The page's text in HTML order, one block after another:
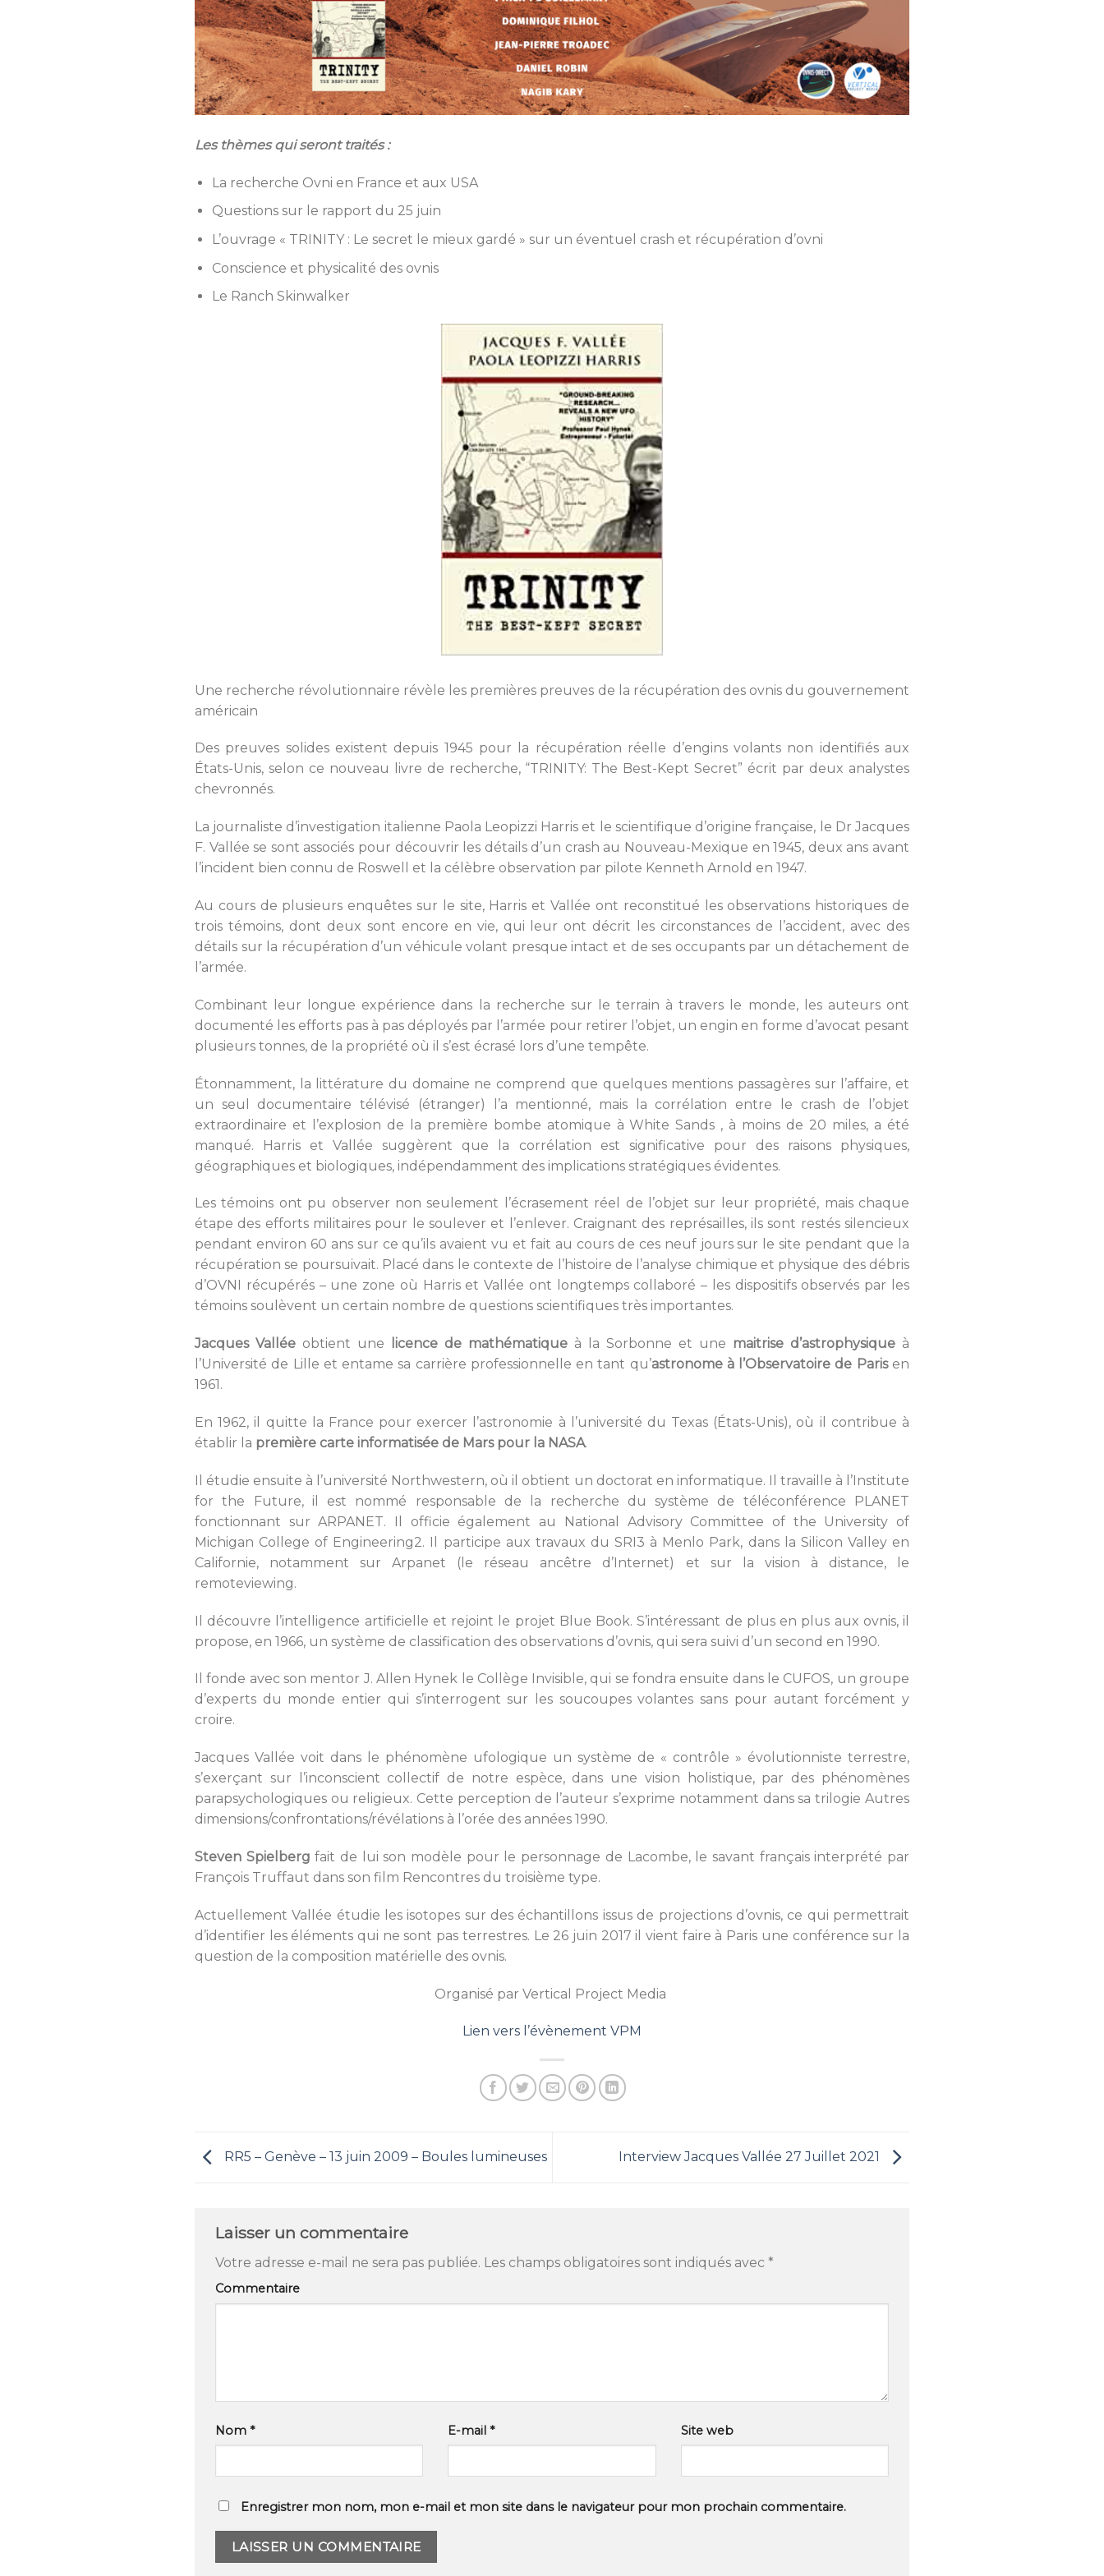
Les thèmes qui seront traités :
La recherche Ovni en France et aux USA
Questions sur le rapport du 25 juin
L’ouvrage « TRINITY : Le secret le mieux gardé » sur un éventuel crash et récupération d’ovni
Conscience et physicalité des ovnis
Le Ranch Skinwalker
Une recherche révolutionnaire révèle les premières preuves de la récupération des ovnis du gouvernement
américain
Des preuves solides existent depuis 1945 pour la récupération réelle d’engins volants non identifiés aux
États-Unis, selon ce nouveau livre de recherche, “TRINITY: The Best-Kept Secret” écrit par deux analystes
chevronnés.
La journaliste d’investigation italienne Paola Leopizzi Harris et le scientifique d’origine française, le Dr Jacques
F. Vallée se sont associés pour découvrir les détails d’un crash au Nouveau-Mexique en 1945, deux ans avant
l’incident bien connu de Roswell et la célèbre observation par pilote Kenneth Arnold en 1947.
Au cours de plusieurs enquêtes sur le site, Harris et Vallée ont reconstitué les observations historiques de
trois témoins, dont deux sont encore en vie, qui leur ont décrit les circonstances de l’accident, avec des
détails sur la récupération d’un véhicule volant presque intact et de ses occupants par un détachement de
l’armée.
Combinant leur longue expérience dans la recherche sur le terrain à travers le monde, les auteurs ont
documenté les efforts pas à pas déployés par l’armée pour retirer l’objet, un engin en forme d’avocat pesant
plusieurs tonnes, de la propriété où il s’est écrasé lors d’une tempête.
Étonnamment, la littérature du domaine ne comprend que quelques mentions passagères sur l’affaire, et
un seul documentaire télévisé (étranger) l’a mentionné, mais la corrélation entre le crash de l’objet
extraordinaire et l’explosion de la première bombe atomique à White Sands , à moins de 20 miles, a été
manqué. Harris et Vallée suggèrent que la corrélation est significative pour des raisons physiques,
géographiques et biologiques, indépendamment des implications stratégiques évidentes.
Les témoins ont pu observer non seulement l’écrasement réel de l’objet sur leur propriété, mais chaque
étape des efforts militaires pour le soulever et l’enlever. Craignant des représailles, ils sont restés silencieux
pendant environ 60 ans sur ce qu’ils avaient vu et fait au cours de ces neuf jours sur le site pendant que la
récupération se poursuivait. Placé dans le contexte de l’histoire de l’analyse chimique et physique des débris
d’OVNI récupérés – une zone où Harris et Vallée ont longtemps collaboré – les dispositifs observés par les
témoins soulèvent un certain nombre de questions scientifiques très importantes.
Jacques Vallée obtient une licence de mathématique à la Sorbonne et une maitrise d’astrophysique à
l’Université de Lille et entame sa carrière professionnelle en tant qu’astronome à l’Observatoire de Parisen
1961.
En 1962, il quitte la France pour exercer l’astronomie à l’université du Texas (États-Unis), où il contribue à
établir la première carte informatisée de Mars pour la NASA.
Il étudie ensuite à l’université Northwestern, où il obtient un doctorat en informatique. Il travaille à l’Institute
for the Future, il est nommé responsable de la recherche du système de téléconférence PLANET
fonctionnant sur ARPANET. Il officie également au National Advisory Committee of the University of
Michigan College of Engineering2. Il participe aux travaux du SRI3 à Menlo Park, dans la Silicon Valley en
Californie, notamment sur Arpanet (le réseau ancêtre d’Internet) et sur la vision à distance, le
remoteviewing.
Il découvre l’intelligence artificielle et rejoint le projet Blue Book. S’intéressant de plus en plus aux ovnis, il
propose, en 1966, un système de classification des observations d’ovnis, qui sera suivi d’un second en 1990.
Il fonde avec son mentor J. Allen Hynek le Collège Invisible, qui se fondra ensuite dans le CUFOS, un groupe
d’experts du monde entier qui s’interrogent sur les soucoupes volantes sans pour autant forcément y
croire.
Jacques Vallée voit dans le phénomène ufologique un système de « contrôle » évolutionniste terrestre,
s’exerçant sur l’inconscient collectif de notre espèce, dans une vision holistique, par des phénomènes
parapsychologiques ou religieux. Cette perception de l’auteur s’exprime notamment dans sa trilogie Autres
dimensions/confrontations/révélations à l’orée des années 1990.
Steven Spielberg fait de lui son modèle pour le personnage de Lacombe, le savant français interprété par
François Truffaut dans son film Rencontres du troisième type.
Actuellement Vallée étudie les isotopes sur des échantillons issus de projections d’ovnis, ce qui permettrait
d’identifier les éléments qui ne sont pas terrestres. Le 26 juin 2017 il vient faire à Paris une conférence sur la
question de la composition matérielle des ovnis.
Organisé par Vertical Project Media
Lien vers l’évènement VPM
RR5 – Genève – 13 juin 2009 – Boules lumineuses Interview Jacques Vallée 27 Juillet 2021
Laisser un commentaire
Votre adresse e-mail ne sera pas publiée. Les champs obligatoires sont indiqués avec *
Commentaire
Nom * E-mail* Site web
Enregistrer mon nom, mon e-mail et mon site dans le navigateur pour mon prochain commentaire.